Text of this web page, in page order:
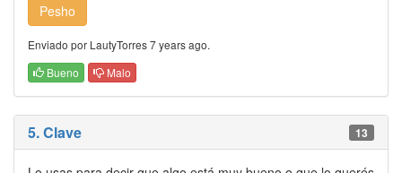
Pesho
Enviado por LautyTorres 7 years ago.
Bueno
Malo
5. Clave 13